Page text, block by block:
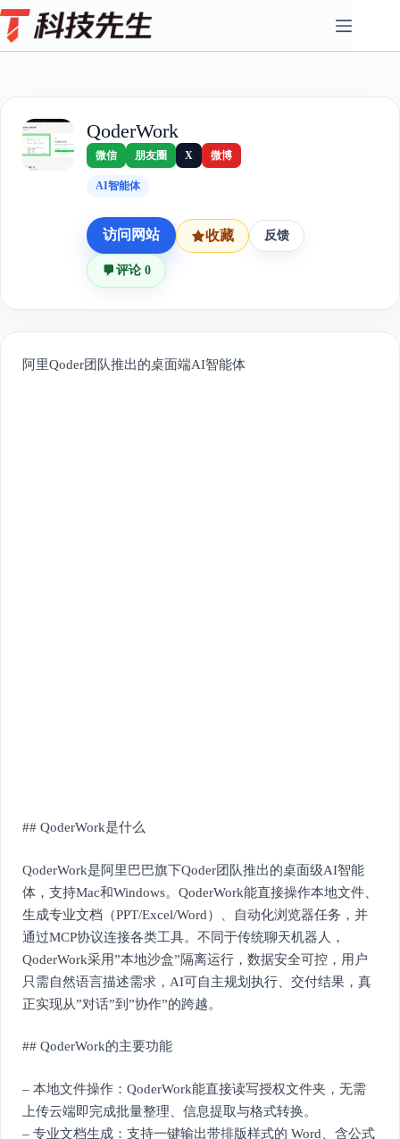
Skip
to
content
QoderWork
微信 朋友圈 X 微博
AI智能体
访问网站 收藏 反馈
评论 0
阿里Qoder团队推出的桌面端AI智能体
## QoderWork是什么
QoderWork是阿里巴巴旗下Qoder团队推出的桌面级AI智能
体，支持Mac和Windows。QoderWork能直接操作本地文件、
生成专业文档（PPT/Excel/Word）、自动化浏览器任务，并
通过MCP协议连接各类工具。不同于传统聊天机器人，
QoderWork采用”本地沙盒”隔离运行，数据安全可控，用户
只需自然语言描述需求，AI可自主规划执行、交付结果，真
正实现从”对话”到”协作”的跨越。
## QoderWork的主要功能
– 本地文件操作：QoderWork能直接读写授权文件夹，无需
上传云端即完成批量整理、信息提取与格式转换。
– 专业文档生成：支持一键输出带排版样式的 Word、含公式